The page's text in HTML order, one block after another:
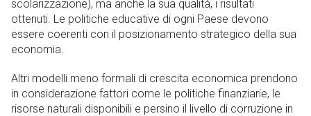
scolarizzazione), ma anche la sua qualità, i risultati
ottenuti. Le politiche educative di ogni Paese devono
essere coerenti con il posizionamento strategico della sua
economia.
Altri modelli meno formali di crescita economica prendono
in considerazione fattori come le politiche finanziarie, le
risorse naturali disponibili e persino il livello di corruzione in